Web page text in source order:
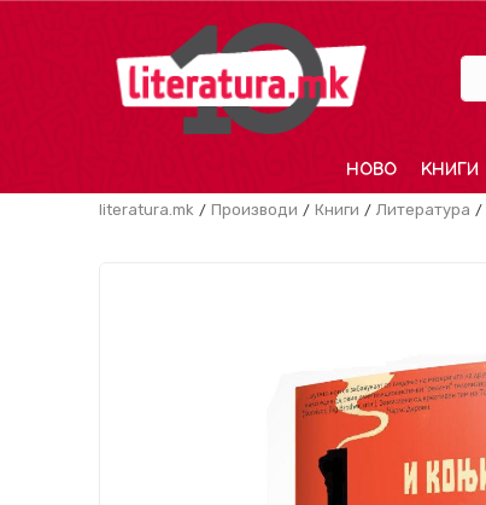
НОВО КНИГИ
literatura.mk Производи Книги Литература